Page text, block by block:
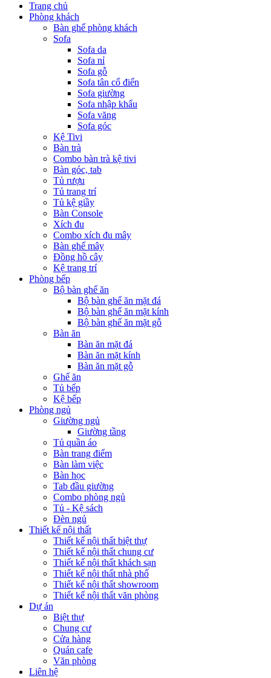
Trang chủ
Phòng khách
Bàn ghế phòng khách
Sofa
Sofa da
Sofa nỉ
Sofa gỗ
Sofa tân cổ điển
Sofa giường
Sofa nhập khẩu
Sofa văng
Sofa góc
Kệ Tivi
Bàn trà
Combo bàn trà kệ tivi
Bàn góc, tab
Tủ rượu
Tủ trang trí
Tủ kệ giầy
Bàn Console
Xích đu
Combo xích đu mây
Bàn ghế mây
Đồng hồ cây
Kệ trang trí
Phòng bếp
Bộ bàn ghế ăn
Bộ bàn ghế ăn mặt đá
Bộ bàn ghế ăn mặt kính
Bộ bàn ghế ăn mặt gỗ
Bàn ăn
Bàn ăn mặt đá
Bàn ăn mặt kính
Bàn ăn mặt gỗ
Ghế ăn
Tủ bếp
Kệ bếp
Phòng ngủ
Giường ngủ
Giường tầng
Tủ quần áo
Bàn trang điểm
Bàn làm việc
Bàn học
Tab đầu giường
Combo phòng ngủ
Tủ - Kệ sách
Đèn ngủ
Thiết kế nội thất
Thiết kế nội thất biệt thự
Thiết kế nội thất chung cư
Thiết kế nội thất khách sạn
Thiết kế nội thất nhà phố
Thiết kế nội thất showroom
Thiết kế nội thất văn phòng
Dự án
Biệt thự
Chung cư
Cửa hàng
Quán cafe
Văn phòng
Liên hệ